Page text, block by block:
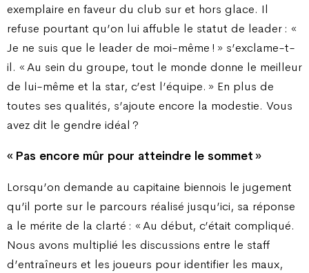
exemplaire en faveur du club sur et hors glace. Il
refuse pourtant qu’on lui affuble le statut de leader : «
Je ne suis que le leader de moi-même ! » s’exclame-t-
il. « Au sein du groupe, tout le monde donne le meilleur
de lui-même et la star, c’est l’équipe. » En plus de
toutes ses qualités, s’ajoute encore la modestie. Vous
avez dit le gendre idéal ?
« Pas encore mûr pour atteindre le sommet »
Lorsqu’on demande au capitaine biennois le jugement
qu’il porte sur le parcours réalisé jusqu’ici, sa réponse
a le mérite de la clarté : « Au début, c’était compliqué.
Nous avons multiplié les discussions entre le staff
d’entraîneurs et les joueurs pour identifier les maux,